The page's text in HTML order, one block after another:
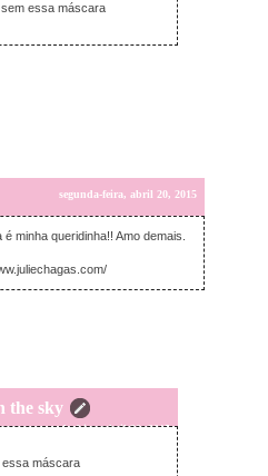
essa máscara
segunda-feira, abril 20, 2015
minha queridinha!! Amo demais.
the sky
segunda-feira, abril 20, 2015
essa máscara